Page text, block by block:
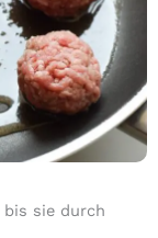
bis sie durch